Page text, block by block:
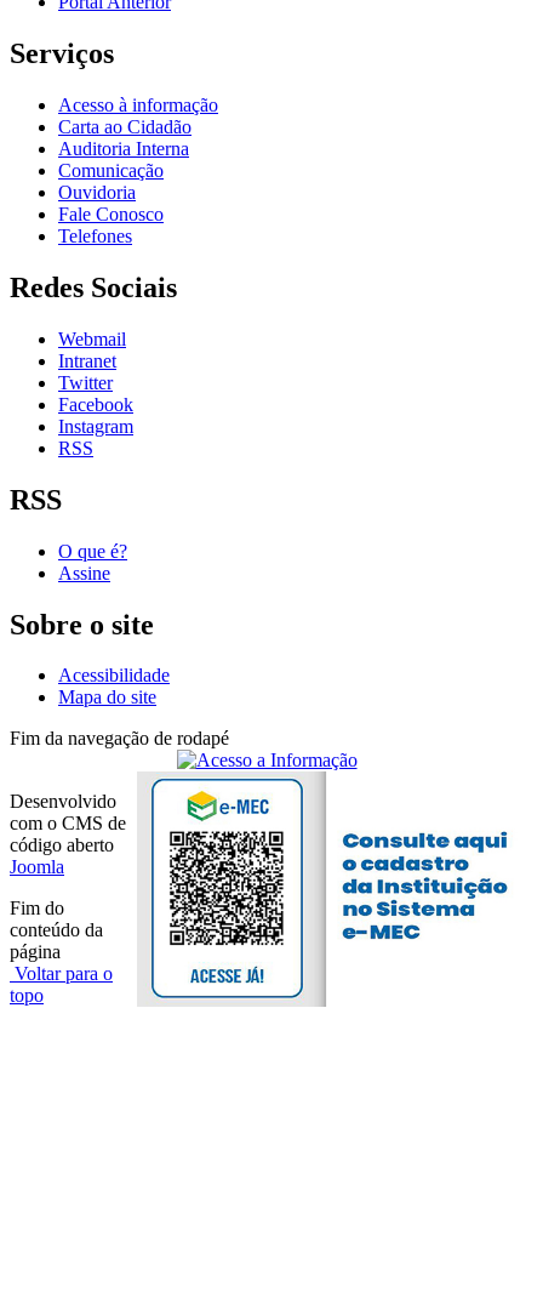
Serviços
Acesso à informação
Carta ao Cidadão
Auditoria Interna
Comunicação
Ouvidoria
Fale Conosco
Telefones
Redes Sociais
Webmail
Intranet
Twitter
Facebook
Instagram
RSS
RSS
O que é?
Assine
Sobre o site
Acessibilidade
Mapa do site
Fim da navegação de rodapé
Desenvolvido
com o CMS de
código aberto
Joomla
Fim do
conteúdo da
página
Voltar para o
topo